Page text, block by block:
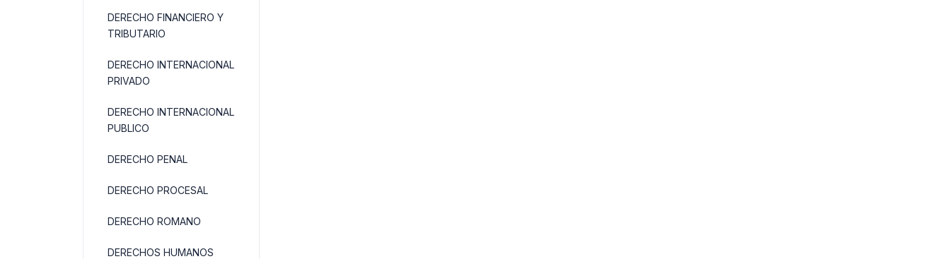
DERECHO FINANCIERO Y
TRIBUTARIO
DERECHO INTERNACIONAL
PRIVADO
DERECHO INTERNACIONAL
PUBLICO
DERECHO PENAL
DERECHO PROCESAL
DERECHO ROMANO
DERECHOS HUMANOS